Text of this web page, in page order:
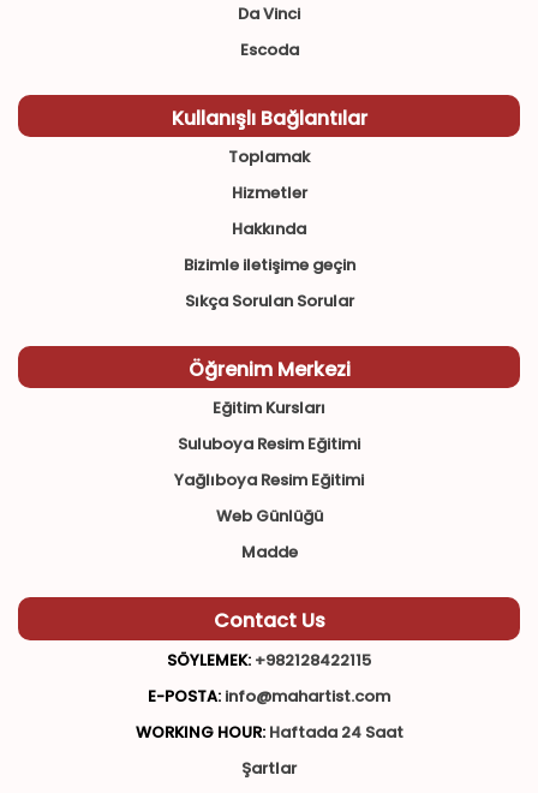
Da Vinci
Escoda
Kullanışlı Bağlantılar
Toplamak
Hizmetler
Hakkında
Bizimle iletişime geçin
Sıkça Sorulan Sorular
Öğrenim Merkezi
Eğitim Kursları
Suluboya Resim Eğitimi
Yağlıboya Resim Eğitimi
Web Günlüğü
Madde
Contact Us
SÖYLEMEK: +982128422115
E-POSTA: info@mahartist.com
WORKING HOUR: Haftada 24 Saat
Şartlar